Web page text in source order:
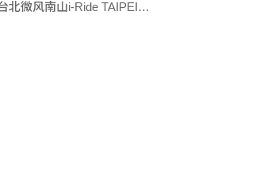
北微风南山i-Ride TAIPEI飞
学习融入社会、提高社交能